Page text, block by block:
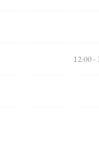
12:00 -